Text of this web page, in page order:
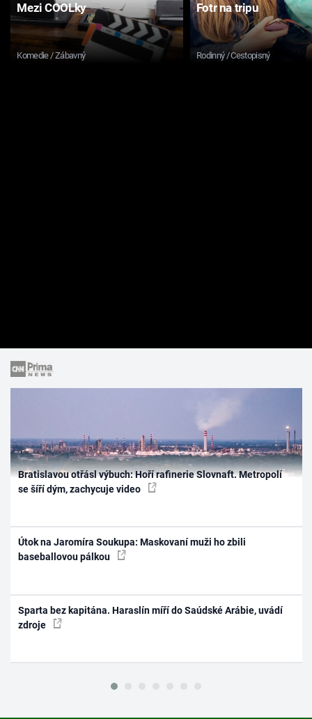
Mezi COOLky
Komedie / Zábavný
Fotr na tripu
Rodinný / Cestopisný
Bratislavou otřásl výbuch: Hoří rafinerie Slovnaft. Metropolí
se šíří dým, zachycuje video
Útok na Jaromíra Soukupa: Maskovaní muži ho zbili
baseballovou pálkou
Sparta bez kapitána. Haraslín míří do Saúdské Arábie, uvádí
zdroje